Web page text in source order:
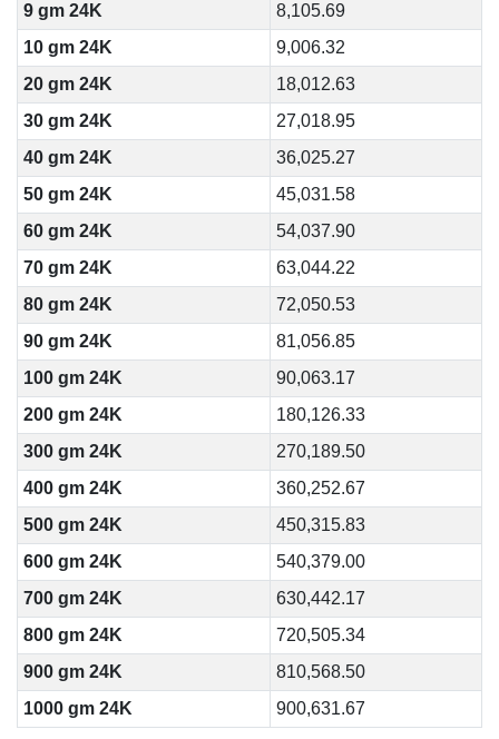
9 gm 24K
8,105.69
10 gm 24K
9,006.32
20 gm 24K
18,012.63
30 gm 24K
27,018.95
40 gm 24K
36,025.27
50 gm 24K
45,031.58
60 gm 24K
54,037.90
70 gm 24K
63,044.22
80 gm 24K
72,050.53
90 gm 24K
81,056.85
100 gm 24K
90,063.17
200 gm 24K
180,126.33
300 gm 24K
270,189.50
400 gm 24K
360,252.67
500 gm 24K
450,315.83
600 gm 24K
540,379.00
700 gm 24K
630,442.17
800 gm 24K
720,505.34
900 gm 24K
810,568.50
1000 gm 24K
900,631.67